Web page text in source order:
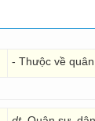
- Thưộc về